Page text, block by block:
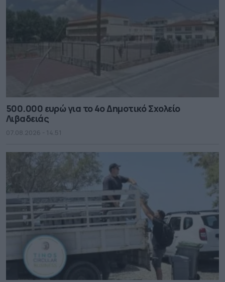
500.000 ευρώ για το 4ο Δημοτικό Σχολείο
Λιβαδειάς
07.08.2026 - 14.51